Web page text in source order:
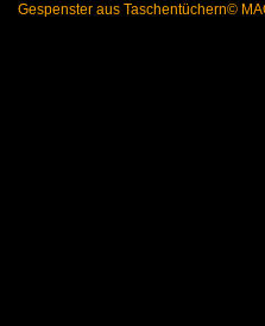
Gespenster aus Taschentüchern©